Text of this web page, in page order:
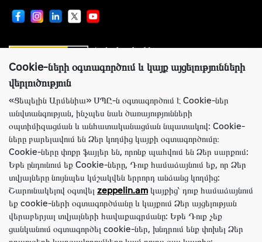
Համաշխարհային առաջատար
ներկայացուցիչ
Կայքի ճիշտ աշխատանքի համար Ցեպելին Արմենիա ընկերությունն
օգտագործում է Cookie-ներ: Այս ֆայլերը պարունակում են տեղեկություններ
կայք՝ Ձեր նախկին այցելությունների մասին: Cookie-ները չեն նույնականացնում
Ձեր անձը: Ամբողջ տեղեկատվությունը լիովին գաղտնի է: Անհրաժեշտության
դեպքում Դուք կարող եք անջատել Cookie-ները բրաուզերի կարգավորումների
միջոցով:
Խնդրում ենք նկատի ունենալ, որ կայքում ներկայացված ողջ տեղեկատվությունը
տեղեկատվական նպատակներով է և ոչ մի դեպքում հանրային առաջարկ չէ, որը
որոշվում է ՀՀ քաղաքացիական օրենսգրքի դրույթներով: Նշված ապրանքների և
(կամ) ծառայությունների առկայության և արժեքի, ակցիաների պայմանների և
ժամանակի մասին մանրամասն տեղեկությունների համար խնդրում ենք կապվել
Cookie-ների օգտագործում և կայք այցելությունների
վերլուծություն
«Ցեպելին Արմենիա» ՍՊԸ-ն օգտագործում է Cookie-ներ
անվտանգության, ինչպես նաև ծառայությունների
օպտիմիզացման և անհատականացման նպատակով: Cookie-
ները բարելավում են Ձեր կողմից կայքի օգտագործումը։
Cookie-ները փոքր ֆայլեր են, որոնք պահվում են Ձեր սարքում:
Եթե ​​ընդունում եք Cookie-ները, Դուք համաձայնում եք, որ Ձեր
տվյալները նույնպես կմշակվեն երրորդ անձանց կողմից:
Շարունակելով օգտվել zeppelin.am կայքից՝ դուք համաձայնում
եք cookie-ների օգտագործմանը և կայքում Ձեր այցելության
վերաբերյալ տվյալների հավաքագրմանը: Եթե Դուք չեք
ցանկանում օգտագործել cookie-ներ, խնդրում ենք փոխել Ձեր